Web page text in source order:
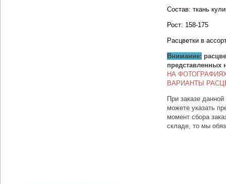
Состав: ткань
Рост: 158-175
Расцветки в
Внимание:
представленных
НА
ВАРИАНТЫ
При заказе
можете указать
момент сбора
складе, то мы